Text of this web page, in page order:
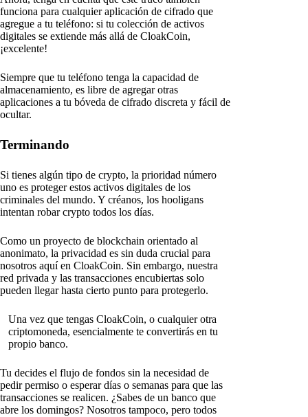
funciona para cualquier aplicación de cifrado que
agregue a tu teléfono: si tu colección de activos
digitales se extiende más allá de CloakCoin,
¡excelente!
Siempre que tu teléfono tenga la capacidad de
almacenamiento, es libre de agregar otras
aplicaciones a tu bóveda de cifrado discreta y fácil de
ocultar.
Terminando
Si tienes algún tipo de crypto, la prioridad número
uno es proteger estos activos digitales de los
criminales del mundo. Y créanos, los hooligans
intentan robar crypto todos los días.
Como un proyecto de blockchain orientado al
anonimato, la privacidad es sin duda crucial para
nosotros aquí en CloakCoin. Sin embargo, nuestra
red privada y las transacciones encubiertas solo
pueden llegar hasta cierto punto para protegerlo.
Una vez que tengas CloakCoin, o cualquier otra
criptomoneda, esencialmente te convertirás en tu
propio banco.
Tu decides el flujo de fondos sin la necesidad de
pedir permiso o esperar días o semanas para que las
transacciones se realicen. ¿Sabes de un banco que
abre los domingos? Nosotros tampoco, pero todos